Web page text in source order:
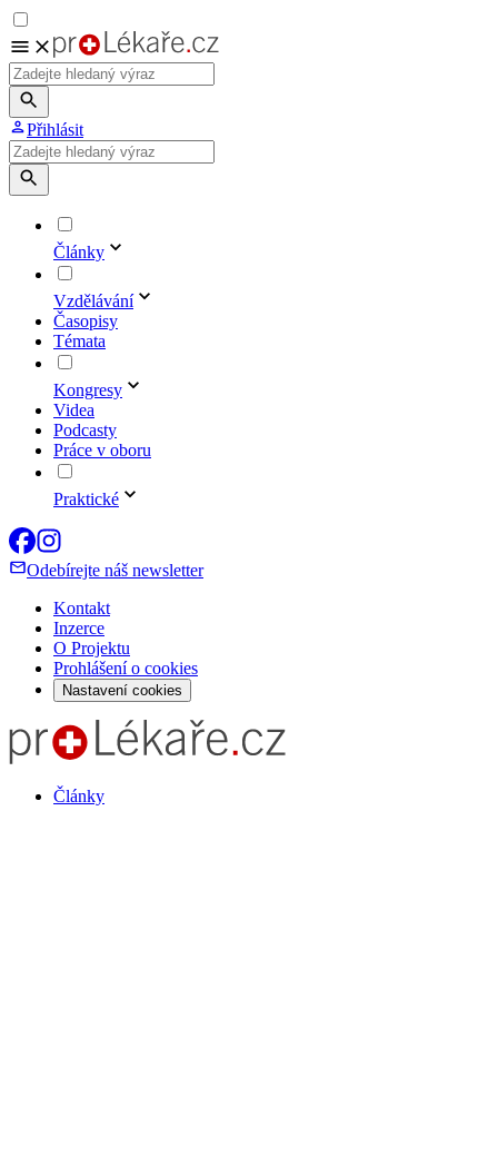
Přihlásit
Články
Vzdělávání
Časopisy
Témata
Kongresy
Videa
Podcasty
Práce v oboru
Praktické
Odebírejte náš newsletter
Kontakt
Inzerce
O Projektu
Prohlášení o cookies
Nastavení cookies
Články